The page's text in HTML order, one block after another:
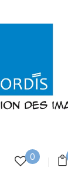
0